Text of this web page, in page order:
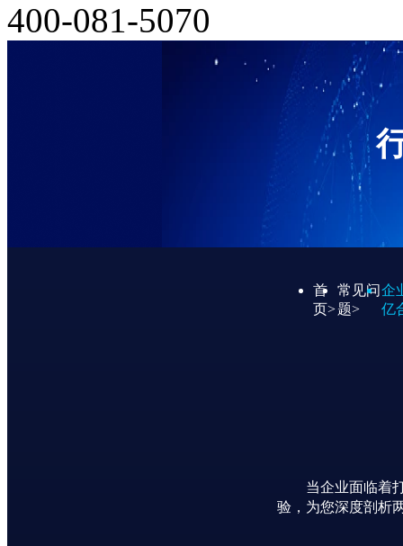
400-081-5070
首
页>
常见问
题>
企
亿
当企业面临着
验，为您深度剖析